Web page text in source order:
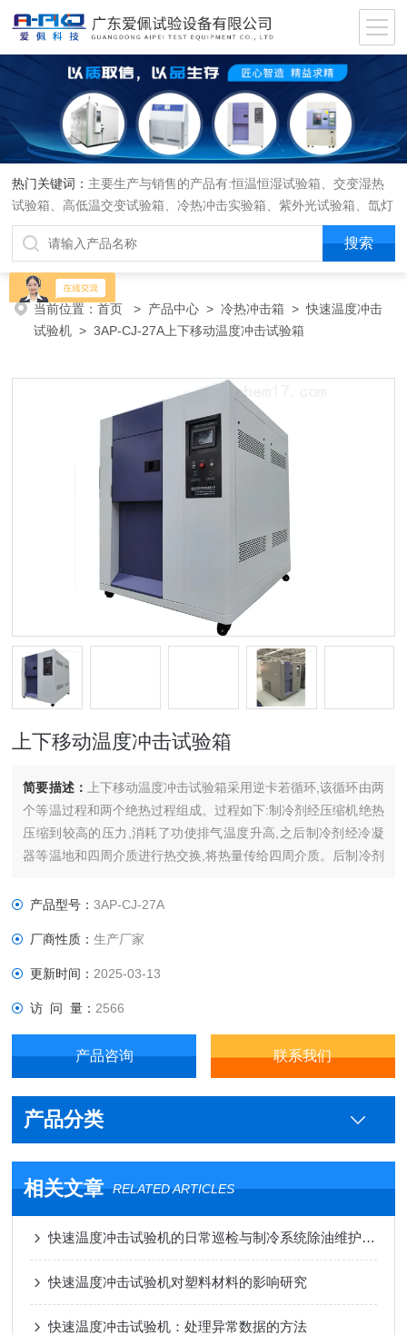
热门关键词： 主要生产与销售的产品有:恒温恒湿试验箱、交变湿热
试验箱、高低温交变试验箱、冷热冲击实验箱、紫外光试验箱、氙灯
老化箱、恒温恒湿实验室、沙尘试验箱、淋雨试验箱、盐水喷雾试验
箱、各种振动试验台、拉力试验机、蒸汽老化试验机、跌落试验机、
插拔力试验机、按健寿命试验机、纸带耐磨擦试验机、工业烘烤箱
当前位置：首页 > 产品中心 >冷热冲击箱 >快速温度冲击
试验机 > 3AP-CJ-27A上下移动温度冲击试验箱
上下移动温度冲击试验箱
简要描述：
上下移动温度冲击试验箱采用逆卡若循环,该循环由两
个等温过程和两个绝热过程组成。过程如下:制冷剂经压缩机绝热
压缩到较高的压力,消耗了功使排气温度升高,之后制冷剂经冷凝
器等温地和四周介质进行热交换,将热量传给四周介质。后制冷剂
等温地从温度较高的物体吸热,使被冷却物体温度降低。此循环周
产品型号：3AP-CJ-27A
厂商性质：生产厂家
更新时间： 2025-03-13
访 问 量： 2566
产品咨询 联系我们
产品分类
相关文章 RELATED ARTICLES
快速温度冲击试验机的日常巡检与制冷系统除油维护指南
快速温度冲击试验机对塑料材料的影响研究
快速温度冲击试验机：处理异常数据的方法